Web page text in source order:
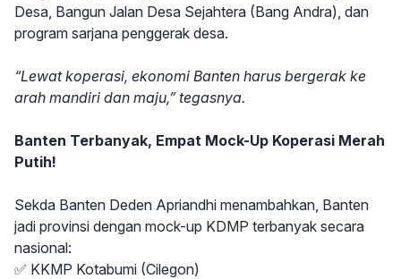
Desa, Bangun Jalan Desa Sejahtera (Bang Andra), dan
program sarjana penggerak desa.
“Lewat koperasi, ekonomi Banten harus bergerak ke
arah mandiri dan maju,” tegasnya.
Banten Terbanyak, Empat Mock-Up Koperasi Merah
Putih!
Sekda Banten Deden Apriandhi menambahkan, Banten
jadi provinsi dengan mock-up KDMP terbanyak secara
nasional:
✅ KKMP Kotabumi (Cilegon)